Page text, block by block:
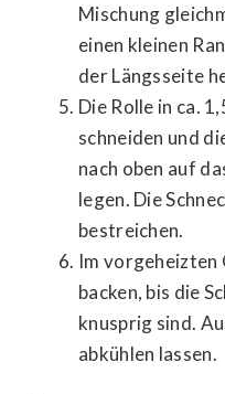
Mischung
einen kleinen
der Längsseite
Die Rolle in ca.
schneiden und
nach oben auf
legen. Die
bestreichen.
Im vorgeheizten
backen, bis die
knusprig sind.
abkühlen lassen.